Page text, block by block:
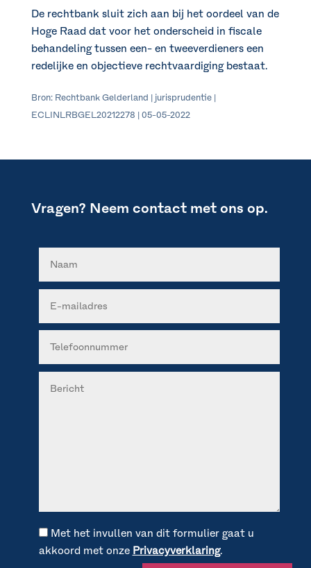
De rechtbank sluit zich aan bij het oordeel van de
Hoge Raad dat voor het onderscheid in fiscale
behandeling tussen een- en tweeverdieners een
redelijke en objectieve rechtvaardiging bestaat.
Bron: Rechtbank Gelderland | jurisprudentie |
ECLINLRBGEL20212278 | 05-05-2022
Vragen? Neem contact met ons op.
Met het invullen van dit formulier gaat u
akkoord met onze Privacyverklaring.